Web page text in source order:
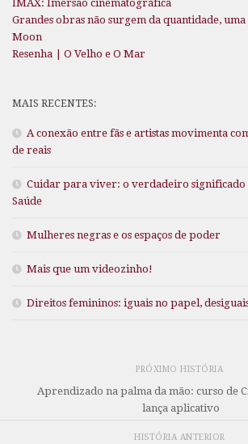
IMAX: Imersão cinematográfica
Grandes obras não surgem da quantidade, uma
Moon
Resenha | O Velho e O Mar
MAIS RECENTES:
A conexão entre fãs e artistas movimenta
de reais
Cuidar para viver: o verdadeiro significado
Saúde
Mulheres negras e os espaços de poder
Mais que um videozinho!
Direitos femininos: iguais no papel,
PRÓXIMO HISTÓRIA
Aprendizado na palma da mão: curso de
lança aplicativo
HISTÓRIA ANTERIOR